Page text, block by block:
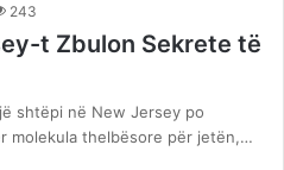
243
t Zbulon Sekrete të
shtëpi në New Jersey po
molekula thelbësore për jetën,…